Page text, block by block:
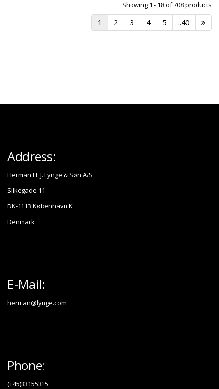
Showing 1 - 18 of 708 products
1 2 3 4 5 ..40
Address:
Herman H. J. Lynge & Søn A/S
Silkegade 11
DK-1113 København K
Denmark
E-Mail:
herman@lynge.com
Phone:
(+45)33155335